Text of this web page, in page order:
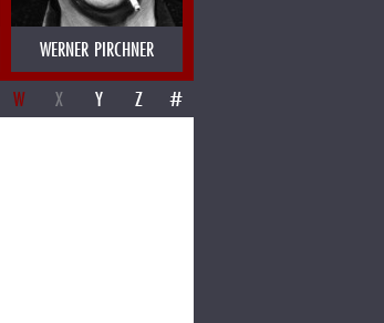
WERNER PIRCHNER
W X Y Z #